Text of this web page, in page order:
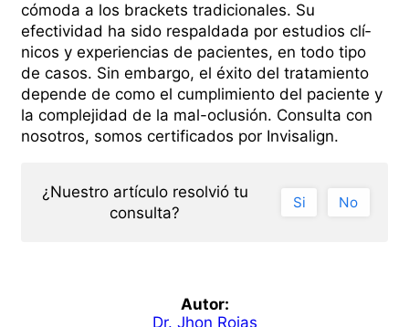
cómoda a los brackets tradicionales. Su
efectividad ha sido respaldada por estudios clí­
nicos y experiencias de pacientes, en todo tipo
de casos. Sin embargo, el éxito del tratamiento
depende de como el cumplimiento del paciente y
la complejidad de la mal-oclusión. Consulta con
nosotros, somos certificados por Invisalign.
¿Nuestro artí­culo resolvió tu
consulta?
Si No
Autor:
Dr. Jhon Rojas